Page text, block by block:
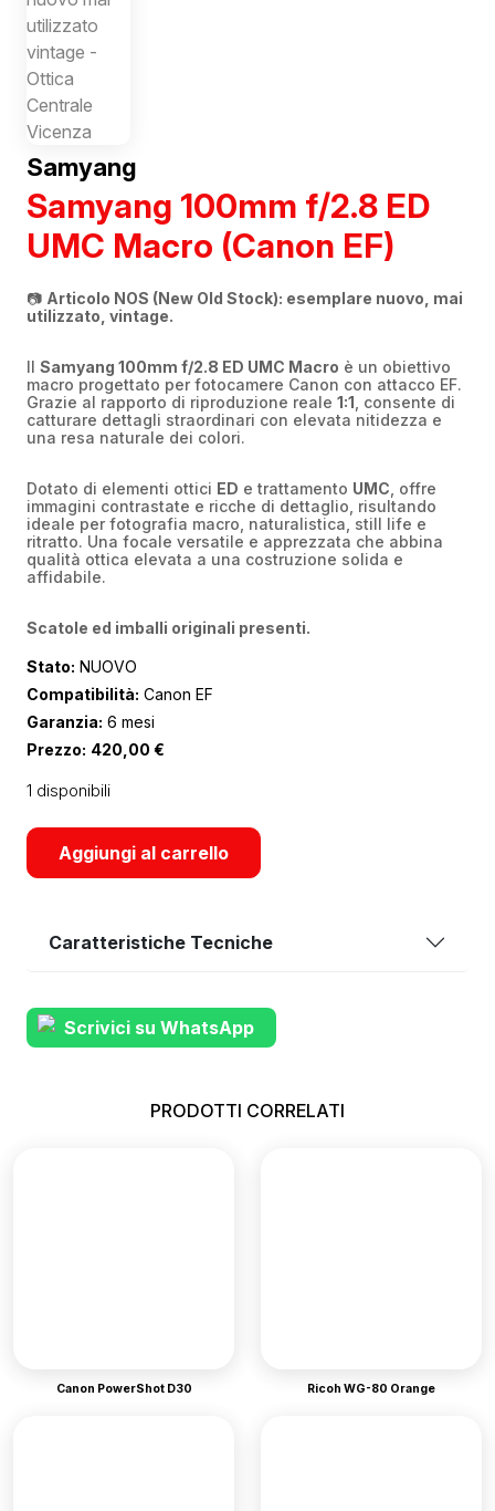
Samyang
Samyang 100mm f/2.8 ED
UMC Macro (Canon EF)
📷 Articolo NOS (New Old Stock): esemplare nuovo, mai
utilizzato, vintage.
Il Samyang 100mm f/2.8 ED UMC Macro è un obiettivo
macro progettato per fotocamere Canon con attacco EF.
Grazie al rapporto di riproduzione reale 1:1 , consente di
catturare dettagli straordinari con elevata nitidezza e
una resa naturale dei colori.
Dotato di elementi ottici ED e trattamento UMC , offre
immagini contrastate e ricche di dettaglio, risultando
ideale per fotografia macro, naturalistica, still life e
ritratto. Una focale versatile e apprezzata che abbina
qualità ottica elevata a una costruzione solida e
affidabile.
Scatole ed imballi originali presenti.
Stato: NUOVO
Compatibilità: Canon EF
Garanzia: 6 mesi
Prezzo: 420,00 €
1 disponibili
Aggiungi al carrello
Caratteristiche Tecniche
Scrivici su WhatsApp
PRODOTTI CORRELATI
Canon PowerShot D30 Ricoh WG-80 Orange